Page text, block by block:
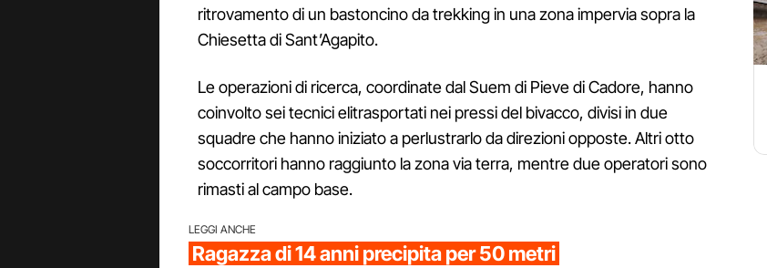
ritrovamento di un bastoncino da trekking in una zona impervia sopra la
Chiesetta di Sant’Agapito.
Le operazioni di ricerca, coordinate dal Suem di Pieve di Cadore, hanno
coinvolto sei tecnici elitrasportati nei pressi del bivacco, divisi in due
squadre che hanno iniziato a perlustrarlo da direzioni opposte. Altri otto
soccorritori hanno raggiunto la zona via terra, mentre due operatori sono
rimasti al campo base.
LEGGI ANCHE
Ragazza di 14 anni precipita per 50 metri